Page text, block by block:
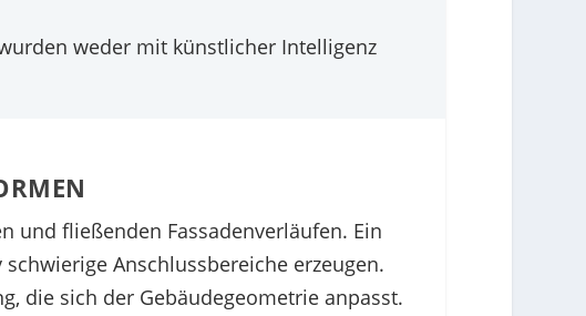
weder mit künstlicher Intelligenz
und fließenden Fassadenverläufen. Ein
Anschlussbereiche erzeugen.
die sich der Gebäudegeometrie anpasst.